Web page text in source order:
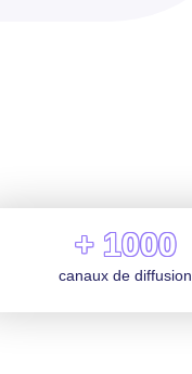
+ 1000
canaux de diffusion